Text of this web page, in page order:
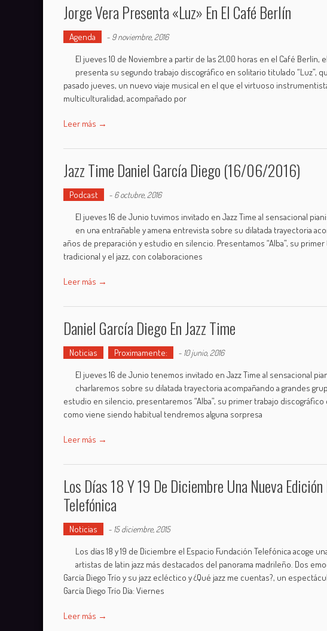
Jorge Vera Presenta «Luz» En El Café Berlín
Agenda - 9 noviembre, 2016
El jueves 10 de Noviembre a partir de las 21,00 horas en el Café
presenta su segundo trabajo discográfico en solitario titulado “Luz”,
pasado jueves, un nuevo viaje musical en el que el virtuoso
multiculturalidad, acompañado por
Leer más →
Jazz Time Daniel García Diego (16/06/2016)
Podcast - 6 octubre, 2016
El jueves 16 de Junio tuvimos invitado en Jazz Time al sensacional
en una entrañable y amena entrevista sobre su dilatada trayectoria
años de preparación y estudio en silencio. Presentamos “Alba”, su
tradicional y el jazz, con colaboraciones
Leer más →
Daniel García Diego En Jazz Time
Noticias Proximamente: - 10 junio, 2016
El jueves 16 de Junio tenemos invitado en Jazz Time al sensacional
charlaremos sobre su dilatada trayectoria acompañando a grandes
estudio en silencio, presentaremos “Alba”, su primer trabajo
como viene siendo habitual tendremos alguna sorpresa
Leer más →
Los Días 18 Y 19 De Diciembre Una Nueva
Telefónica
Noticias - 15 diciembre, 2015
Los días 18 y 19 de Diciembre el Espacio Fundación Telefónica acoge
artistas de latin jazz más destacados del panorama madrileño. Dos
García Diego Trío y su jazz ecléctico y ¿Qué jazz me cuentas?, un
García Diego Trío Día: Viernes
Leer más →